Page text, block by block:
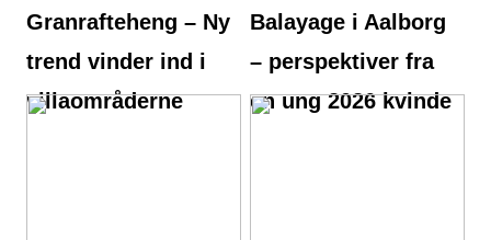
Granrafteheng – Ny
trend vinder ind i
villaområderne
Balayage i Aalborg
– perspektiver fra
en ung 2026 kvinde